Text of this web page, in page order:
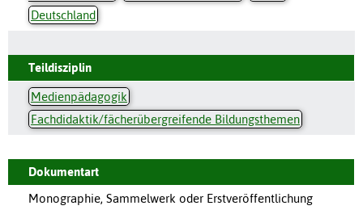
Deutschland
Teildisziplin
Medienpädagogik
Fachdidaktik/fächerübergreifende Bildungsthemen
Dokumentart
Monographie, Sammelwerk oder Erstveröffentlichung